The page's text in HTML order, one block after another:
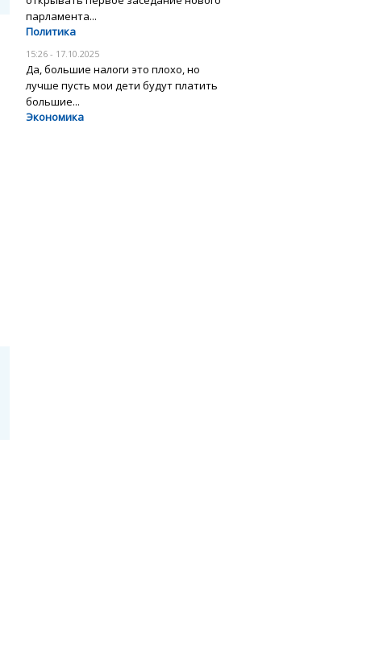
парламента...
Политика
15:26 - 17.10.2025
Да, большие налоги это плохо, но
лучше пусть мои дети будут платить
большие...
Экономика